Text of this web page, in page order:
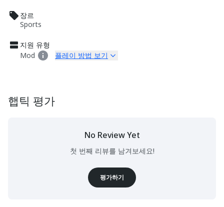
장르
Sports
지원 유형
Mod
플레이 방법 보기
햅틱 평가
No Review Yet
첫 번째 리뷰를 남겨보세요!
평가하기